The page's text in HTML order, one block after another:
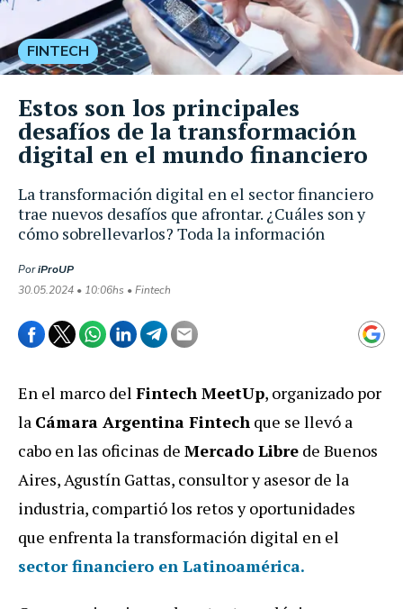
La transformación digital en el sector financiero
trae nuevos desafíos que afrontar. ¿Cuáles son y
cómo sobrellevarlos? Toda la información
PoriProUP
30.05.2024 • 10:06hs • Fintech
FINTECH
Estos son los principales
desafíos de la transformación
digital en el mundo financiero
En el marco del Fintech MeetUp, organizado por
la Cámara Argentina Fintech que se llevó a
cabo en las oficinas de Mercado Libre de Buenos
Aires, Agustín Gattas, consultor y asesor de la
industria, compartió los retos y oportunidades
que enfrenta la transformación digital en el
sector financiero en Latinoamérica.